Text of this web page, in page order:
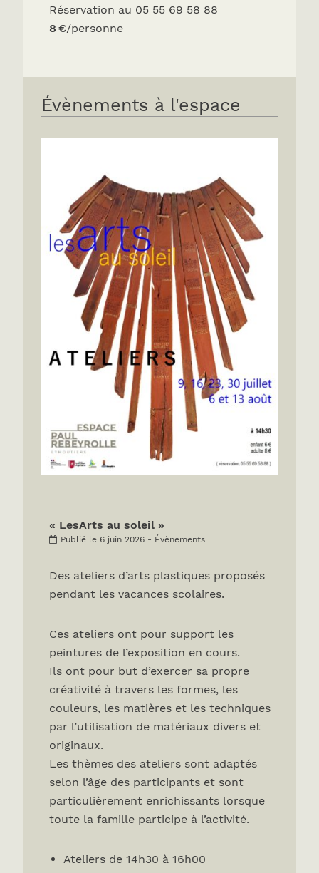
Réservation au 05 55 69 58 88
8 €/personne
Évènements à l'espace
« LesArts au soleil »
Publié le 6 juin 2026 - Évènements
Des ateliers d’arts plastiques proposés
pendant les vacances scolaires.
Ces ateliers ont pour support les
peintures de l’exposition en cours.
Ils ont pour but d’exercer sa propre
créativité à travers les formes, les
couleurs, les matières et les techniques
par l’utilisation de matériaux divers et
originaux.
Les thèmes des ateliers sont adaptés
selon l’âge des participants et sont
particulièrement enrichissants lorsque
toute la famille participe à l’activité.
Ateliers de 14h30 à 16h00